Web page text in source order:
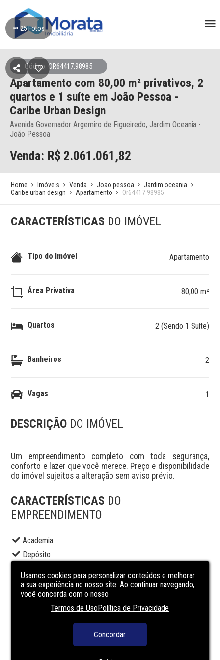
25Fotos
Código: OR64417:98985
Apartamento com 80,00 m² privativos, 2
quartos e 1 suíte em João Pessoa -
Caribe Urban Design
Avenida Governador Argemiro de Figueiredo, Jardim Oceania -
João Pessoa
Venda: R$ 2.061.061,82
Home Imóveis Venda Joao pessoa
Jardim oceania
Caribe urban design
Apartamento Or64417 98985
CARACTERÍSTICAS DO IMÓVEL
Tipo do Imóvel Apartamento
Área Privativa 80,00 m²
Quartos 2 (Sendo 1 Suíte)
Banheiros 2
Vagas 1
DESCRIÇÃO DO IMÓVEL
Um empreendimento completo com toda segurança,
conforto e lazer que você merece. Preço e disponibilidade
do imóvel sujeitos a alteração sem aviso prévio.
CARACTERÍSTICAS DO
EMPREENDIMENTO
Academia
Depósito
Lavanderia
Piscina adulto
Playground
Usamos cookies para personalizar conteúdos e melhorar
a sua experiência no nosso site. Ao continuar navegando,
você concorda com o nosso
Termos de UsoPolítica de Privacidade
Concordar